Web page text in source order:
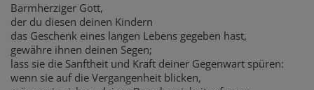
Barmherziger Gott,
der du diesen deinen Kindern
das Geschenk eines langen Lebens gegeben hast,
gewähre ihnen deinen Segen;
lass sie die Sanftheit und Kraft deiner Gegenwart spüren:
wenn sie auf die Vergangenheit blicken,